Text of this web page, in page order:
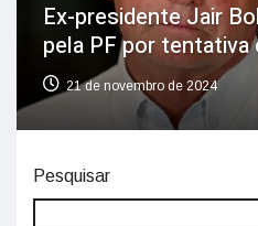
Ex-presidente Jair
pela PF por
21 de novembro de 2024
Pesquisar